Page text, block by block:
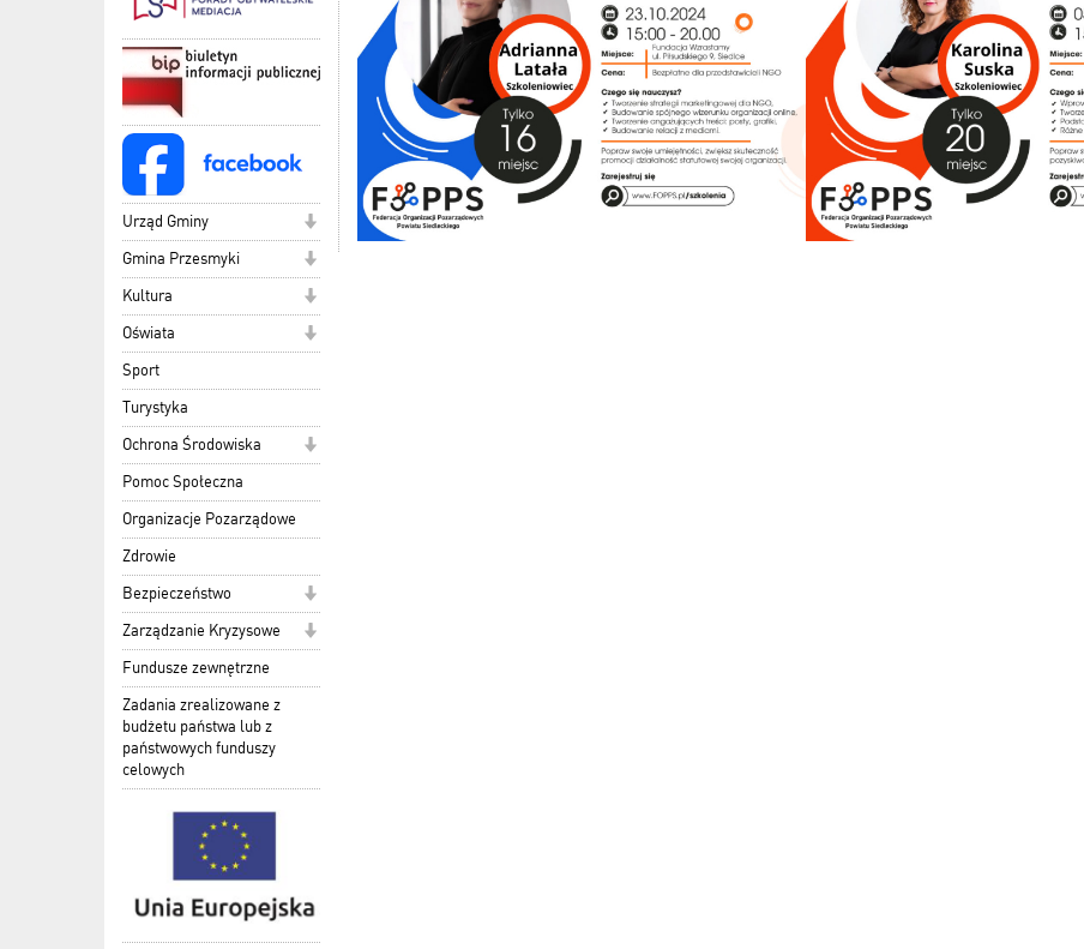
Urząd Gminy
Gmina Przesmyki
Kultura
Oświata
Sport
Turystyka
Ochrona Środowiska
Pomoc Społeczna
Organizacje Pozarządowe
Zdrowie
Bezpieczeństwo
Zarządzanie Kryzysowe
Fundusze zewnętrzne
Zadania zrealizowane z
budżetu państwa lub z
państwowych funduszy
celowych